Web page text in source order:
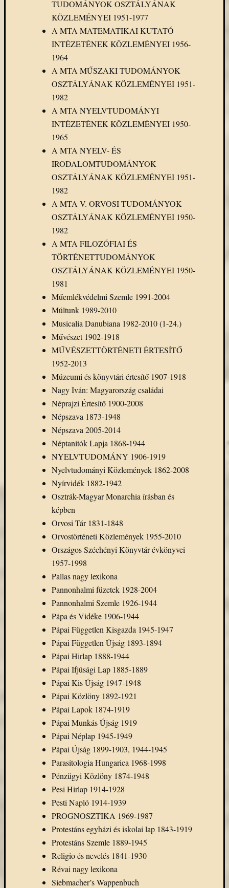
TUDOMÁNYOK OSZTÁLYÁNAK
KÖZLEMÉNYEI 1951-1977
A MTA MATEMATIKAI KUTATÓ
INTÉZETÉNEK KÖZLEMÉNYEI 1956-
1964
A MTA MŰSZAKI TUDOMÁNYOK
OSZTÁLYÁNAK KÖZLEMÉNYEI 1951-
1982
A MTA NYELVTUDOMÁNYI
INTÉZETÉNEK KÖZLEMÉNYEI 1950-
1965
A MTA NYELV- ÉS
IRODALOMTUDOMÁNYOK
OSZTÁLYÁNAK KÖZLEMÉNYEI 1951-
1982
A MTA V. ORVOSI TUDOMÁNYOK
OSZTÁLYÁNAK KÖZLEMÉNYEI 1950-
1982
A MTA FILOZÓFIAI ÉS
TÖRTÉNETTUDOMÁNYOK
OSZTÁLYÁNAK KÖZLEMÉNYEI 1950-
1981
Műemlékvédelmi Szemle 1991-2004
Múltunk 1989-2010
Musicalia Danubiana 1982-2010 (1-24.)
Művészet 1902-1918
MŰVÉSZETTÖRTÉNETI ÉRTESÍTŐ
1952-2013
Múzeumi és könyvtári értesítő 1907-1918
Nagy Iván: Magyarország családai
Néprajzi Értesítő 1900-2008
Népszava 1873-1948
Népszava 2005-2014
Néptanítók Lapja 1868-1944
NYELVTUDOMÁNY 1906-1919
Nyelvtudományi Közlemények 1862-2008
Nyírvidék 1882-1942
Osztrák-Magyar Monarchia írásban és
képben
Orvosi Tár 1831-1848
Orvostörténeti Közlemények 1955-2010
Országos Széchényi Könyvtár évkönyvei
1957-1998
Pallas nagy lexikona
Pannonhalmi füzetek 1928-2004
Pannonhalmi Szemle 1926-1944
Pápa és Vidéke 1906-1944
Pápai Független Kisgazda 1945-1947
Pápai Független Újság 1893-1894
Pápai Hirlap 1888-1944
Pápai Ifjúsági Lap 1885-1889
Pápai Kis Újság 1947-1948
Pápai Közlöny 1892-1921
Pápai Lapok 1874-1919
Pápai Munkás Újság 1919
Pápai Néplap 1945-1949
Pápai Újság 1899-1903, 1944-1945
Parasitologia Hungarica 1968-1998
Pénzügyi Közlöny 1874-1948
Pesi Hirlap 1914-1928
Pesti Napló 1914-1939
PROGNOSZTIKA 1969-1987
Protestáns egyházi és iskolai lap 1843-1919
Protestáns Szemle 1889-1945
Religio és nevelés 1841-1930
Révai nagy lexikona
Siebmacher’s Wappenbuch